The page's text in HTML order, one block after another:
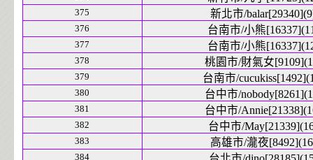
375 新北市/
376 台南市/小熊
377 台南市/小熊
378 桃園市/財氣女
379 台南市/
380 台中市/
381 台中市/
382 台中市/
383 高雄市/瀧夜
384